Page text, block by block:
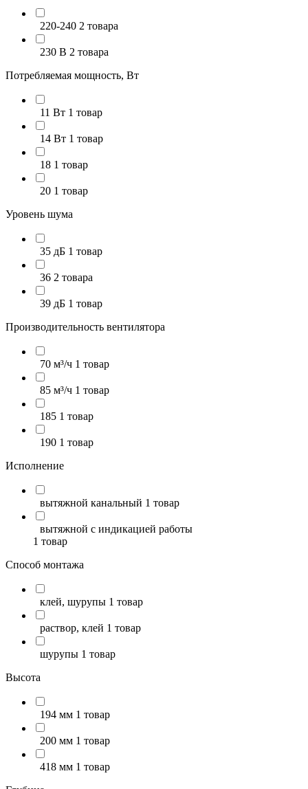
220-240 2 товара
230 В 2 товара
Потребляемая мощность, Вт
11 Вт 1 товар
14 Вт 1 товар
18 1 товар
20 1 товар
Уровень шума
35 дБ 1 товар
36 2 товара
39 дБ 1 товар
Производительность вентилятора
70 м³/ч 1 товар
85 м³/ч 1 товар
185 1 товар
190 1 товар
Исполнение
вытяжной канальный 1 товар
вытяжной с индикацией работы
1 товар
Способ монтажа
клей, шурупы 1 товар
раствор, клей 1 товар
шурупы 1 товар
Высота
194 мм 1 товар
200 мм 1 товар
418 мм 1 товар